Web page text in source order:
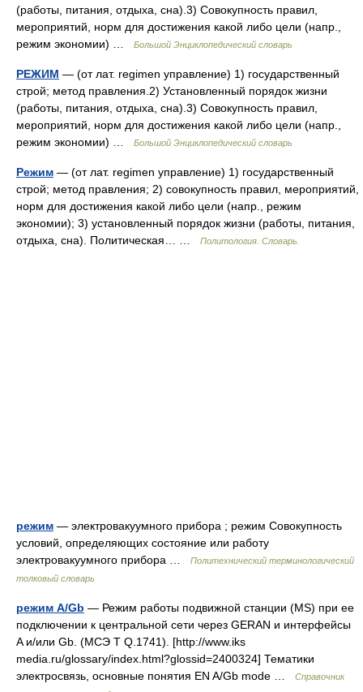
(работы, питания, отдыха, сна).3) Совокупность правил,
мероприятий, норм для достижения какой либо цели (напр.,
режим экономии) …
Большой Энциклопедический словарь
РЕЖИМ — (от лат. regimen управление) 1) государственный
строй; метод правления.2) Установленный порядок жизни
(работы, питания, отдыха, сна).3) Совокупность правил,
мероприятий, норм для достижения какой либо цели (напр.,
режим экономии) …
Большой Энциклопедический словарь
Режим — (от лат. regimen управление) 1) государственный
строй; метод правления; 2) совокупность правил, мероприятий,
норм для достижения какой либо цели (напр., режим
экономии); 3) установленный порядок жизни (работы, питания,
отдыха, сна). Политическая… …
Политология. Словарь.
режим — электровакуумного прибора ; режим Совокупность
условий, определяющих состояние или работу
электровакуумного прибора …
Политехнический терминологический
толковый словарь
режим A/Gb — Режим работы подвижной станции (MS) при ее
подключении к центральной сети через GERAN и интерфейсы
A и/или Gb. (МСЭ Т Q.1741). [http://www.iks
media.ru/glossary/index.html?glossid=2400324] Тематики
электросвязь, основные понятия EN A/Gb mode …
Справочник